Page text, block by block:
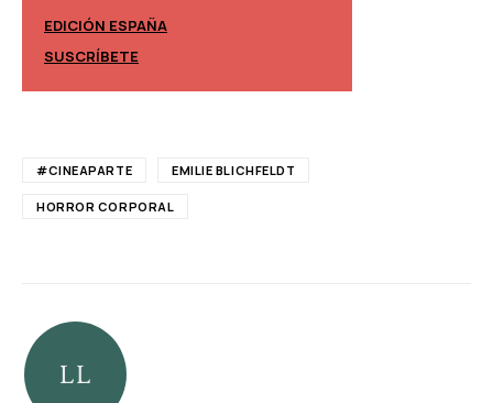
ESPAÑA
#CINEAPARTE EMILIE BLICHFELDT
HORROR CORPORAL